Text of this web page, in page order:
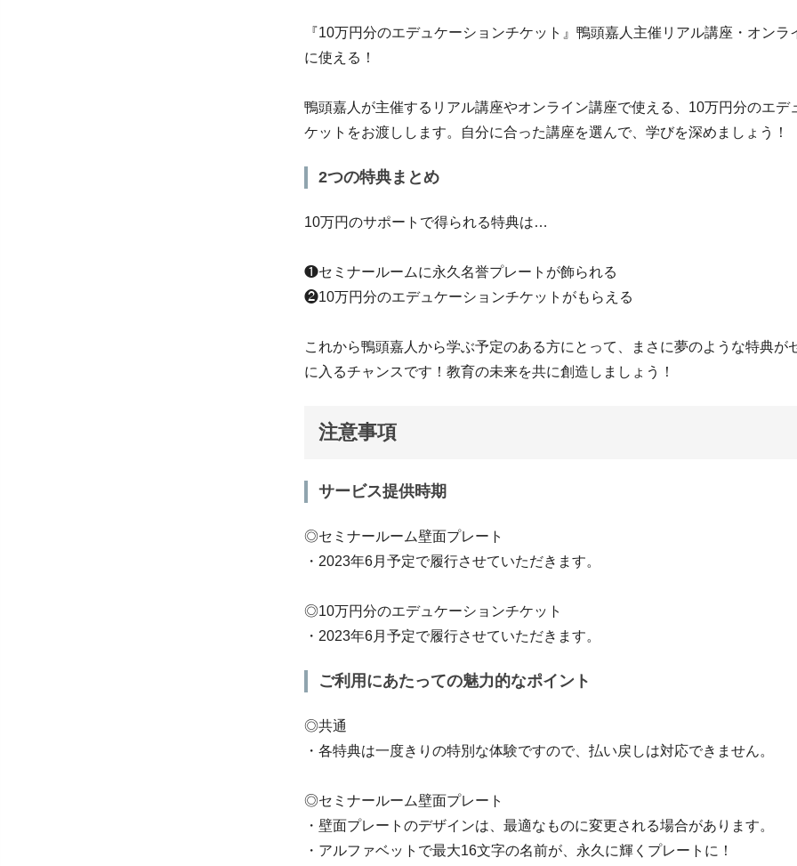
『10万円分のエデュケーションチケット』鴨頭嘉人主催リアル講座・オンラ
に使える！
鴨頭嘉人が主催するリアル講座やオンライン講座で使える、10万円分のエデ
ケットをお渡しします。自分に合った講座を選んで、学びを深めましょう！
2つの特典まとめ
10万円のサポートで得られる特典は…
❶セミナールームに永久名誉プレートが飾られる
❷10万円分のエデュケーションチケットがもらえる
これから鴨頭嘉人から学ぶ予定のある方にとって、まさに夢のような特典が
に入るチャンスです！教育の未来を共に創造しましょう！
注意事項
サービス提供時期
◎セミナールーム壁面プレート
・2023年6月予定で履行させていただきます。
◎10万円分のエデュケーションチケット
・2023年6月予定で履行させていただきます。
ご利用にあたっての魅力的なポイント
◎共通
・各特典は一度きりの特別な体験ですので、払い戻しは対応できません。
◎セミナールーム壁面プレート
・壁面プレートのデザインは、最適なものに変更される場合があります。
・アルファベットで最大16文字の名前が、永久に輝くプレートに！